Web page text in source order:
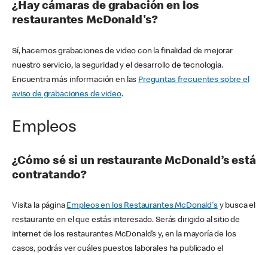
¿Hay cámaras de grabación en los
restaurantes McDonald's?
Sí, hacemos grabaciones de video con la finalidad de mejorar
nuestro servicio, la seguridad y el desarrollo de tecnología.
Encuentra más información en las Preguntas frecuentes sobre el
aviso de grabaciones de video.
Empleos
¿Cómo sé si un restaurante McDonald’s está
contratando?
Visita la página Empleos en los Restaurantes McDonald'sy busca el
restaurante en el que estás interesado. Serás dirigido al sitio de
internet de los restaurantes McDonald’s y, en la mayoría de los
casos, podrás ver cuáles puestos laborales ha publicado el